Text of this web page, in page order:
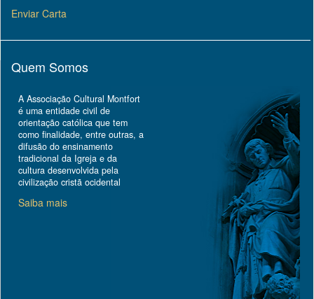
Enviar Carta
Quem Somos
A Associação Cultural Montfort
é uma entidade civil de
orientação católica que tem
como finalidade, entre outras, a
difusão do ensinamento
tradicional da Igreja e da
cultura desenvolvida pela
civilização cristã ocidental
Saiba mais